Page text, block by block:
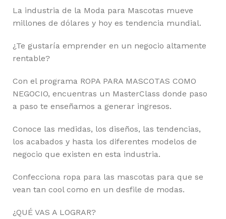
La industria de la Moda para Mascotas mueve
millones de dólares y hoy es tendencia mundial.
¿Te gustaría emprender en un negocio altamente
rentable?
Con el programa ROPA PARA MASCOTAS COMO
NEGOCIO, encuentras un MasterClass donde paso
a paso te enseñamos a generar ingresos.
Conoce las medidas, los diseños, las tendencias,
los acabados y hasta los diferentes modelos de
negocio que existen en esta industria.
Confecciona ropa para las mascotas para que se
vean tan cool como en un desfile de modas.
¿QUÉ VAS A LOGRAR?